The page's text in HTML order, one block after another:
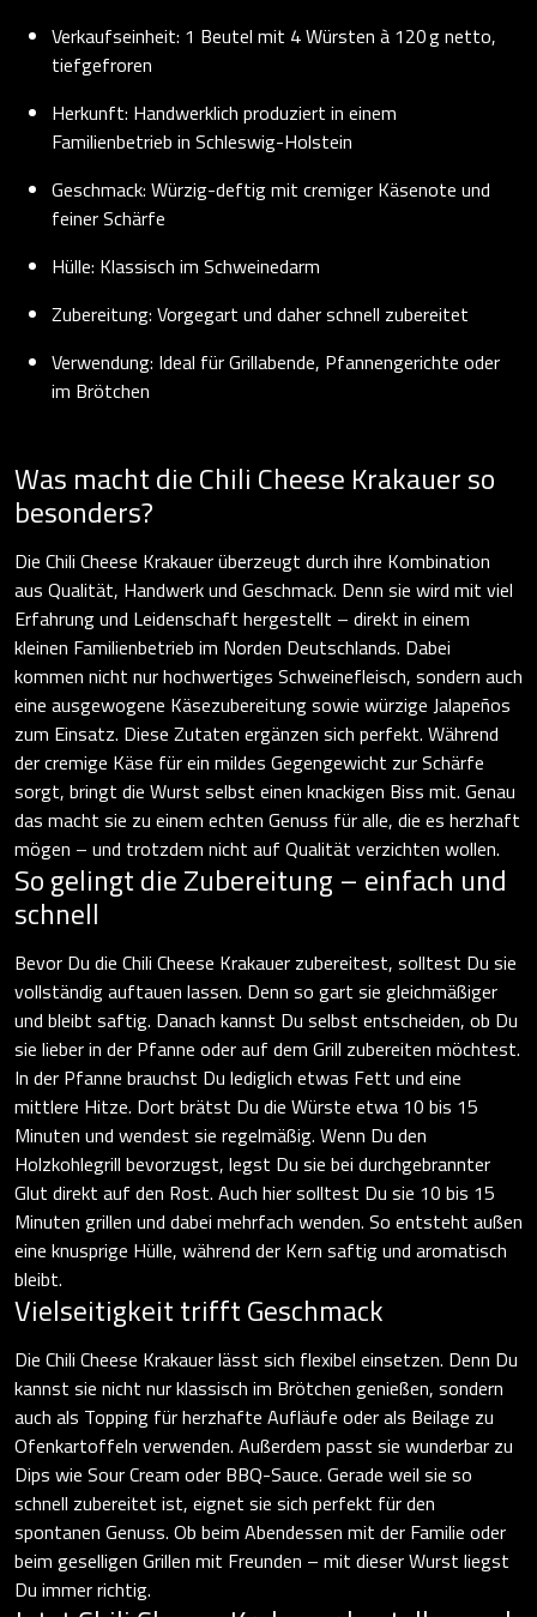
Verkaufseinheit: 1 Beutel mit 4 Würsten à 120 g netto,
tiefgefroren
Herkunft: Handwerklich produziert in einem
Familienbetrieb in Schleswig-Holstein
Geschmack: Würzig-deftig mit cremiger Käsenote und
feiner Schärfe
Hülle: Klassisch im Schweinedarm
Zubereitung: Vorgegart und daher schnell zubereitet
Verwendung: Ideal für Grillabende, Pfannengerichte oder
im Brötchen
Was macht die Chili Cheese Krakauer so
besonders?
Die Chili Cheese Krakauer überzeugt durch ihre Kombination
aus Qualität, Handwerk und Geschmack. Denn sie wird mit viel
Erfahrung und Leidenschaft hergestellt – direkt in einem
kleinen Familienbetrieb im Norden Deutschlands. Dabei
kommen nicht nur hochwertiges Schweinefleisch, sondern auch
eine ausgewogene Käsezubereitung sowie würzige Jalapeños
zum Einsatz. Diese Zutaten ergänzen sich perfekt. Während
der cremige Käse für ein mildes Gegengewicht zur Schärfe
sorgt, bringt die Wurst selbst einen knackigen Biss mit. Genau
das macht sie zu einem echten Genuss für alle, die es herzhaft
mögen – und trotzdem nicht auf Qualität verzichten wollen.
So gelingt die Zubereitung – einfach und
schnell
Bevor Du die Chili Cheese Krakauer zubereitest, solltest Du sie
vollständig auftauen lassen. Denn so gart sie gleichmäßiger
und bleibt saftig. Danach kannst Du selbst entscheiden, ob Du
sie lieber in der Pfanne oder auf dem Grill zubereiten möchtest.
In der Pfanne brauchst Du lediglich etwas Fett und eine
mittlere Hitze. Dort brätst Du die Würste etwa 10 bis 15
Minuten und wendest sie regelmäßig. Wenn Du den
Holzkohlegrill bevorzugst, legst Du sie bei durchgebrannter
Glut direkt auf den Rost. Auch hier solltest Du sie 10 bis 15
Minuten grillen und dabei mehrfach wenden. So entsteht außen
eine knusprige Hülle, während der Kern saftig und aromatisch
bleibt.
Vielseitigkeit trifft Geschmack
Die Chili Cheese Krakauer lässt sich flexibel einsetzen. Denn Du
kannst sie nicht nur klassisch im Brötchen genießen, sondern
auch als Topping für herzhafte Aufläufe oder als Beilage zu
Ofenkartoffeln verwenden. Außerdem passt sie wunderbar zu
Dips wie Sour Cream oder BBQ-Sauce. Gerade weil sie so
schnell zubereitet ist, eignet sie sich perfekt für den
spontanen Genuss. Ob beim Abendessen mit der Familie oder
beim geselligen Grillen mit Freunden – mit dieser Wurst liegst
Du immer richtig.